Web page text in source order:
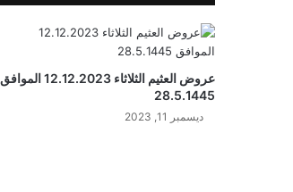
عروض العثيم الثلاثاء 12.12.2023 الموافق
28.5.1445
ديسمبر 11, 2023